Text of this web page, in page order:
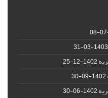
1403-03-31
1402-12-25
1402-09-30
1402-06-30